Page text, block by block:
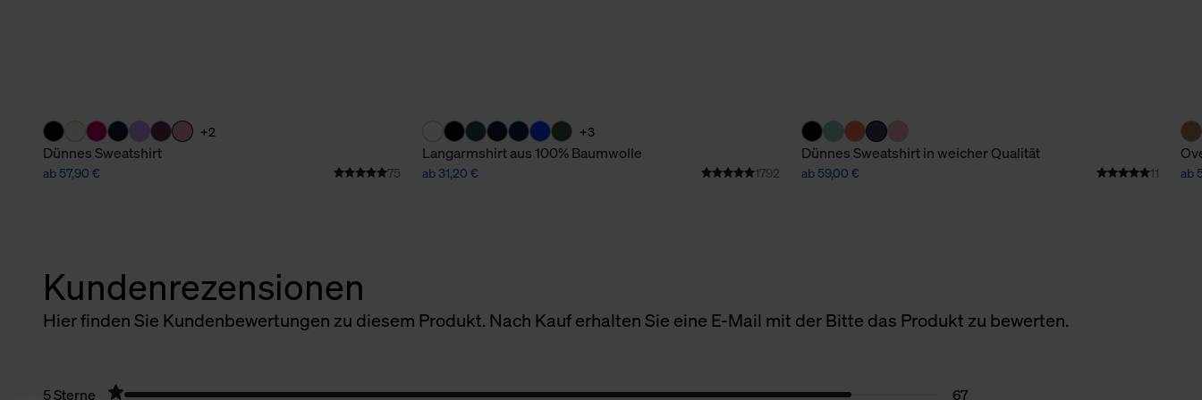
+2
Dünnes Sweatshirt
ab 57,90 € 75
+3
Langarmshirt aus 100% Baumwolle
ab 31,20 € 1792
Dünnes Sweatshirt in weicher Qualität
ab 59,00 € 11 ab
Kundenrezensionen
Hier finden Sie Kundenbewertungen zu diesem Produkt. Nach Kauf erhalten Sie eine E-Mail mit der Bitte das Produkt zu bewerten.
5 Sterne 67